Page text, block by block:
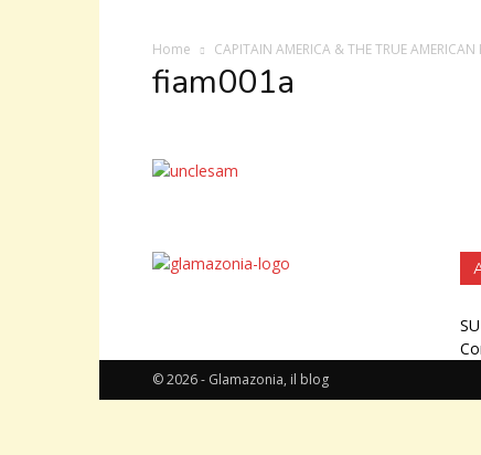
Home CAPITAIN AMERICA & THE TRUE AMERICAN
fiam001a
© 2026 - Glamazonia, il blog